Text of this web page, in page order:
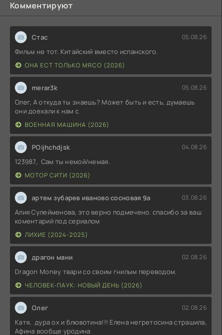
Комментируют
Стас 05.08.26
Фильм не тот. Китайский вместо испанского.
ОНА ЕСТ ТОЛЬКО МЯСО (2026)
merar3k 05.08.26
Олег, А откуда ты знаешь? Может быть и есть, думаешь
они доехали к нам с
ВОЕННАЯ МАШИНА (2026)
POijhchdjsk 04.08.26
123987, Сам ты немой/немая.
МОТОР СИТИ (2026)
артем зубарев иваново сосновая 9а 03.08.26
Алия Сулейменова, это верно подмечено. спасибо за ваш
коментарий под сериалом
ЛИХИЕ (2024-2025)
драгон мани 02.08.26
Dragon Money твари со своим гнилым переводом.
ЧЕЛОВЕК-ПАУК: НОВЫЙ ДЕНЬ (2026)
Олег 02.08.26
Катя, дура ох и блювотина!!! Елена негретосина страшила,
Афина вообще уродина